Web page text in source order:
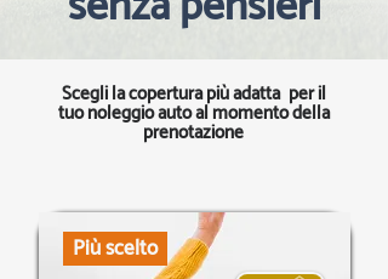
Scegli la copertura più adatta per il
tuo noleggio auto al momento della
prenotazione
Più scelto